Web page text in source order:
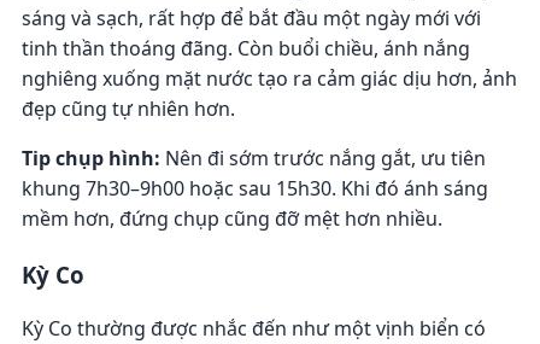
sáng và sạch, rất hợp để bắt đầu một ngày mới với
tinh thần thoáng đãng. Còn buổi chiều, ánh nắng
nghiêng xuống mặt nước tạo ra cảm giác dịu hơn, ảnh
đẹp cũng tự nhiên hơn.
Tip chụp hình: Nên đi sớm trước nắng gắt, ưu tiên
khung 7h30–9h00 hoặc sau 15h30. Khi đó ánh sáng
mềm hơn, đứng chụp cũng đỡ mệt hơn nhiều.
Kỳ Co
Kỳ Co thường được nhắc đến như một vịnh biển có